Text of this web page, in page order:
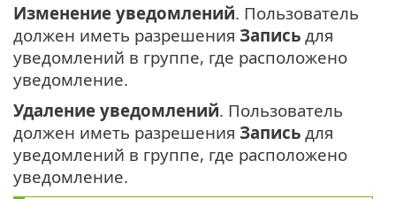
Изменение уведомлений. Пользователь
должен иметь разрешения Запись для
уведомлений в группе, где расположено
уведомление.
Удаление уведомлений. Пользователь
должен иметь разрешения Запись для
уведомлений в группе, где расположено
уведомление.